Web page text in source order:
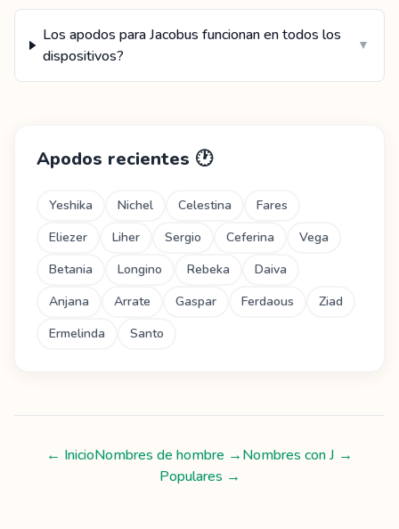
Los apodos para Jacobus funcionan en todos los
dispositivos?
▼
Apodos recientes 🕐
Yeshika Nichel Celestina
Fares
Eliezer
Liher Sergio Ceferina
Vega
Betania
Longino Rebeka
Daiva
Anjana
Arrate Gaspar Ferdaous
Ziad
Ermelinda
Santo
← InicioNombres de hombre →Nombres conJ →
Populares →